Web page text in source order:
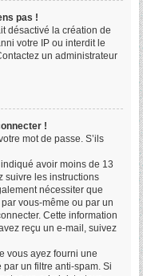
pas !
désactivé la création de
votre IP ou interdit le
un administrateur
!
mot de passe. S’ils
avoir moins de 13
suivre les instructions
nécessiter que
vous-même ou par un
Cette information
reçu un e-mail, suivez
vous ayez fourni une
par un filtre anti-spam. Si